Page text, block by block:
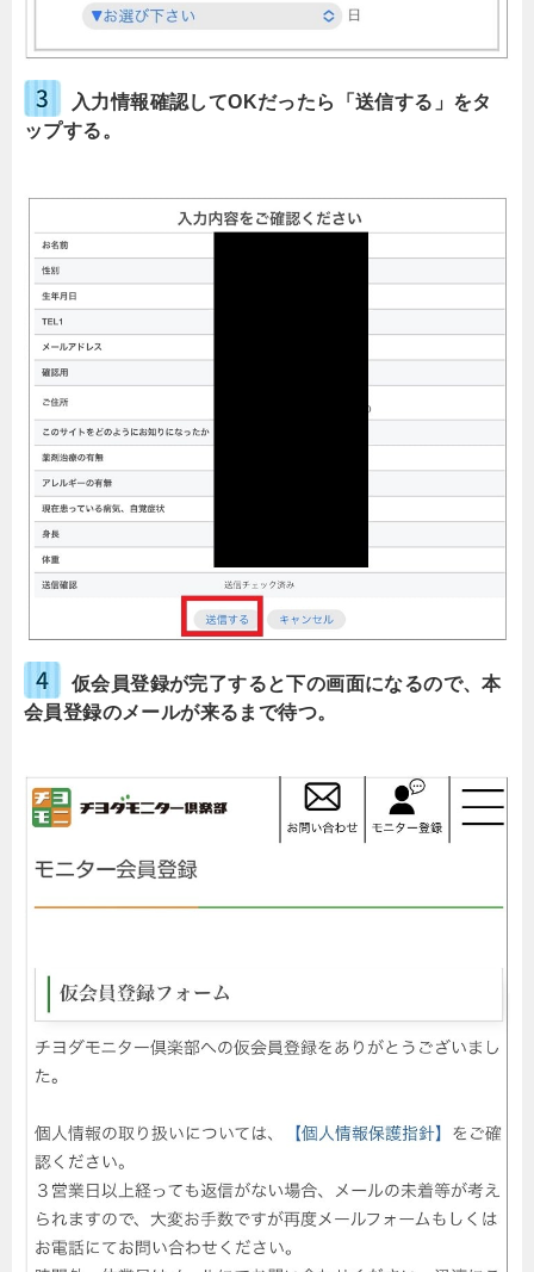
入力情報確認してOKだったら「送信する」をタ
ップする。
仮会員登録が完了すると下の画面になるので、本
会員登録のメールが来るまで待つ。